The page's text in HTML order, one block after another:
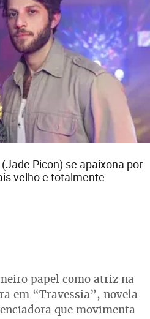
Picon) se apaixona por
velho e totalmente
papel como atriz na
em “Travessia”, novela
que movimenta